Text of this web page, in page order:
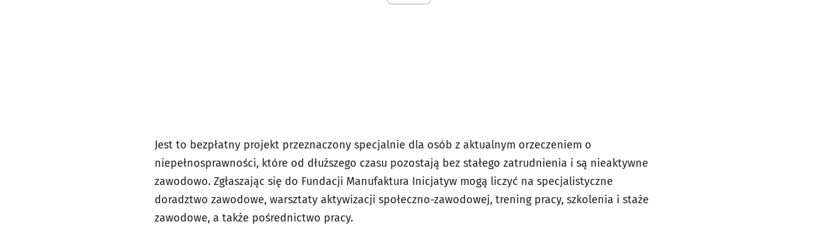
Jest to bezpłatny projekt przeznaczony specjalnie dla osób z aktualnym orzeczeniem o
niepełnosprawności, które od dłuższego czasu pozostają bez stałego zatrudnienia i są nieaktywne
zawodowo. Zgłaszając się do Fundacji Manufaktura Inicjatyw mogą liczyć na specjalistyczne
doradztwo zawodowe, warsztaty aktywizacji społeczno-zawodowej, trening pracy, szkolenia i staże
zawodowe, a także pośrednictwo pracy.